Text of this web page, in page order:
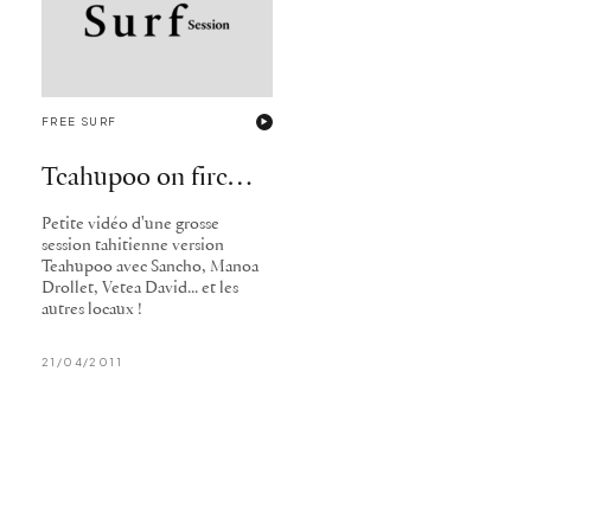
FREE SURF
Teahupoo on fire…
Petite vidéo d'une grosse
session tahitienne version
Teahupoo avec Sancho, Manoa
Drollet, Vetea David... et les
autres locaux !
21/04/2011